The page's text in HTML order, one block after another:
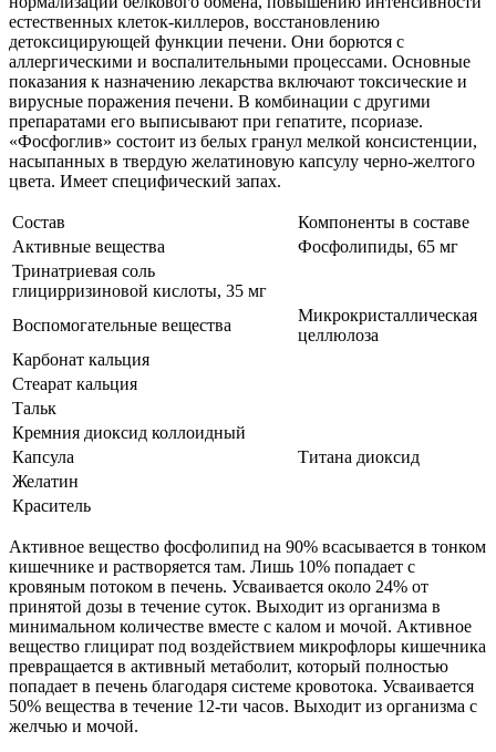
естественных клеток-киллеров, восстановлению
детоксицирующей функции печени. Они борются с
аллергическими и воспалительными процессами. Основные
показания к назначению лекарства включают токсические и
вирусные поражения печени. В комбинации с другими
препаратами его выписывают при гепатите, псориазе.
«Фосфоглив» состоит из белых гранул мелкой консистенции,
насыпанных в твердую желатиновую капсулу черно-желтого
цвета. Имеет специфический запах.
Состав
Компоненты в составе
Активные вещества
Фосфолипиды, 65 мг
Тринатриевая соль
глицирризиновой кислоты, 35 мг
Воспомогательные вещества
Микрокристаллическая
целлюлоза
Карбонат кальция
Стеарат кальция
Тальк
Кремния диоксид коллоидный
Капсула
Титана диоксид
Желатин
Краситель
Активное вещество фосфолипид на 90% всасывается в тонком
кишечнике и растворяется там. Лишь 10% попадает с
кровяным потоком в печень. Усваивается около 24% от
принятой дозы в течение суток. Выходит из организма в
минимальном количестве вместе с калом и мочой. Активное
вещество глицират под воздействием микрофлоры кишечника
превращается в активный метаболит, который полностью
попадает в печень благодаря системе кровотока. Усваивается
50% вещества в течение 12-ти часов. Выходит из организма с
желчью и мочой.